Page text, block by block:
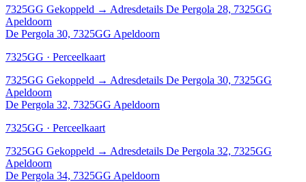
7325GG Gekoppeld → Adresdetails De Pergola 28, 7325GG
Apeldoorn
De Pergola 30, 7325GG Apeldoorn
7325GG · Perceelkaart
7325GG Gekoppeld → Adresdetails De Pergola 30, 7325GG
Apeldoorn
De Pergola 32, 7325GG Apeldoorn
7325GG · Perceelkaart
7325GG Gekoppeld → Adresdetails De Pergola 32, 7325GG
Apeldoorn
De Pergola 34, 7325GG Apeldoorn